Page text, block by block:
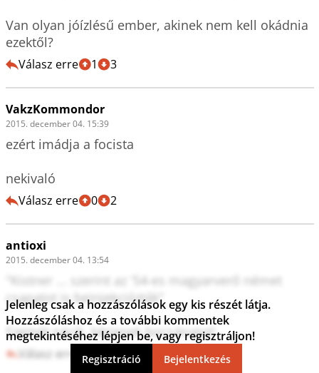
Van olyan jóízlésű ember, akinek nem kell okádnia
ezektől?
Válasz erre 1 3
VakzKommondor
2015. december 04. 15:39
ezért imádja a focista
nekivaló
Válasz erre 0 2
antioxi
2015. december 04. 13:54
"Kistner ... szerint az '54-es magyarverő német
csapatot is beinjekciózták"
Szemét nácik, kérjenek bocsánatot!
Válasz erre 2 1
Jelenleg csak a hozzászólások egy kis részét látja.
Hozzászóláshoz és a további kommentek
megtekintéséhez lépjen be, vagy regisztráljon!
Regisztráció Bejelentkezés